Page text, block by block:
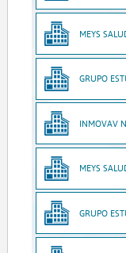
MEYS
GRUPO
INMOVAV
MEYS
GRUPO